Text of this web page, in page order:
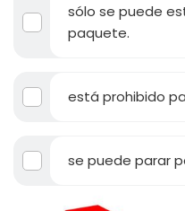
sólo se puede
paquete.
está prohibido
se puede parar